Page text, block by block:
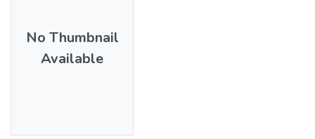
No Thumbnail
Available